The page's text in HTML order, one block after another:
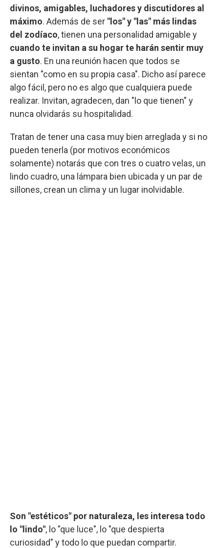
divinos, amigables, luchadores y discutidores al
máximo. Además de ser "los" y "las" más lindas
del zodíaco, tienen una personalidad amigable y
cuando te invitan a su hogar te harán sentir muy
a gusto. En una reunión hacen que todos se
sientan "como en su propia casa". Dicho así parece
algo fácil, pero no es algo que cualquiera puede
realizar. Invitan, agradecen, dan "lo que tienen" y
nunca olvidarás su hospitalidad.
Tratan de tener una casa muy bien arreglada y si no
pueden tenerla (por motivos económicos
solamente) notarás que con tres o cuatro velas, un
lindo cuadro, una lámpara bien ubicada y un par de
sillones, crean un clima y un lugar inolvidable.
Son "estéticos" por naturaleza, les interesa todo
lo "lindo", lo "que luce", lo "que despierta
curiosidad" y todo lo que puedan compartir.